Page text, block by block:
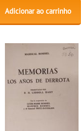
Adicionar ao carrinho